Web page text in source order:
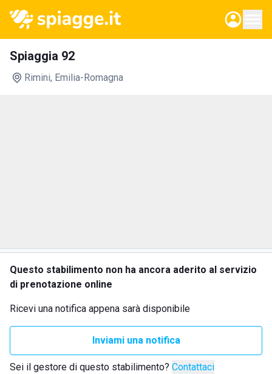
Spiaggia 92
Rimini, Emilia-Romagna
Questo stabilimento non ha ancora aderito al servizio
di prenotazione online
Ricevi una notifica appena sarà disponibile
Inviami una notifica
Sei il gestore di questo stabilimento? Contattaci